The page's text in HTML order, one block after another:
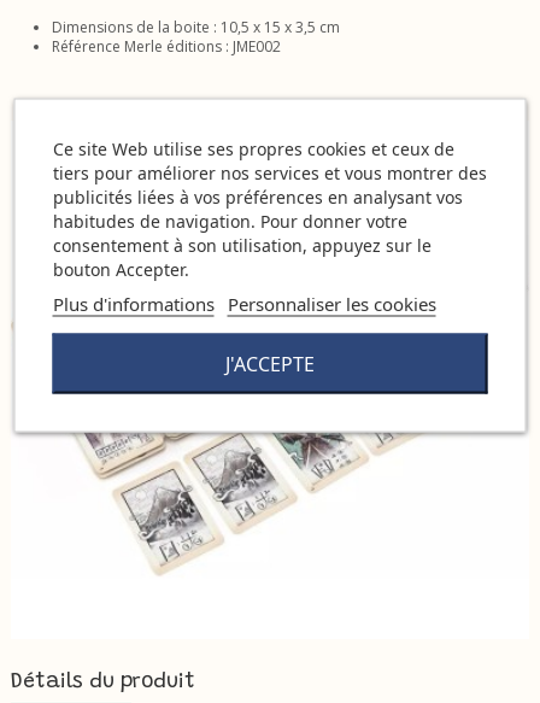
Dimensions de la boite : 10,5 x 15 x 3,5 cm
Référence Merle éditions : JME002
Détails du produit
Ce site Web utilise ses propres cookies et ceux de
tiers pour améliorer nos services et vous montrer des
publicités liées à vos préférences en analysant vos
habitudes de navigation. Pour donner votre
consentement à son utilisation, appuyez sur le
bouton Accepter.
Plus d'informations Personnaliser les cookies
J'ACCEPTE